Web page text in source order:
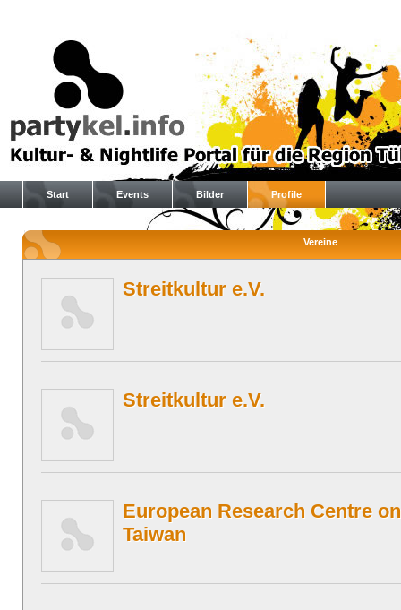
Start Events Bilder Profile
Vereine
Streitkultur e.V.
Streitkultur e.V.
European Research Centre
Taiwan